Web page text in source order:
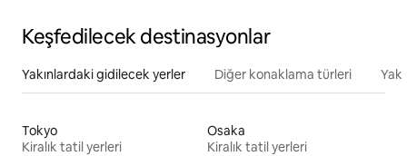
Keşfedilecek destinasyonlar
Yakınlardaki gidilecek yerler Diğer konaklama türleri
Tokyo
Kiralık tatil yerleri
Osaka
Kiralık tatil yerleri